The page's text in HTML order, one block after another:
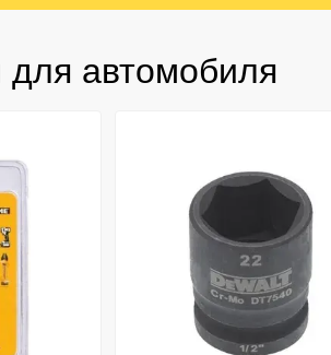
автомобиля